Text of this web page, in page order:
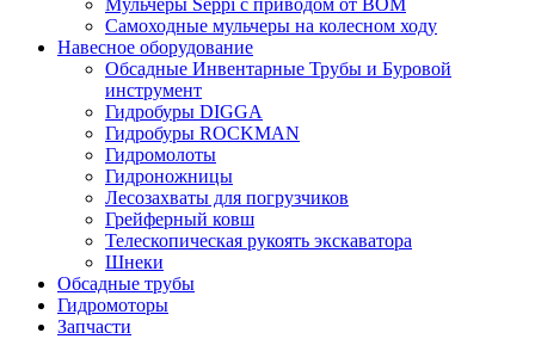
Мульчеры Seppi с приводом от ВОМ
Самоходные мульчеры на колесном ходу
Навесное оборудование
Обсадные Инвентарные Трубы и Буровой
инструмент
Гидробуры DIGGA
Гидробуры ROCKMAN
Гидромолоты
Гидроножницы
Лесозахваты для погрузчиков
Грейферный ковш
Телескопическая рукоять экскаватора
Шнеки
Обсадные трубы
Гидромоторы
Запчасти